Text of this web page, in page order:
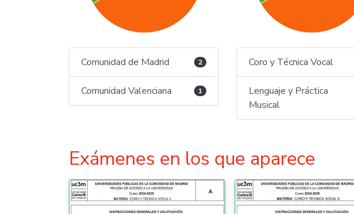
Comunidad de Madrid 2
Comunidad Valenciana 1
Coro y Técnica Vocal
Lenguaje y Práctica
Musical
Exámenes en los que aparece